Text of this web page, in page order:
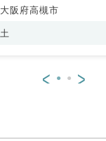
大阪府高槻市
土
< >